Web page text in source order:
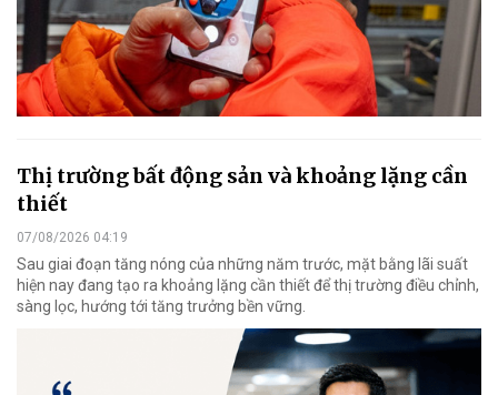
Thị trường bất động sản và khoảng lặng cần
thiết
07/08/2026 04:19
Sau giai đoạn tăng nóng của những năm trước, mặt bằng lãi suất
hiện nay đang tạo ra khoảng lặng cần thiết để thị trường điều chỉnh,
sàng lọc, hướng tới tăng trưởng bền vững.